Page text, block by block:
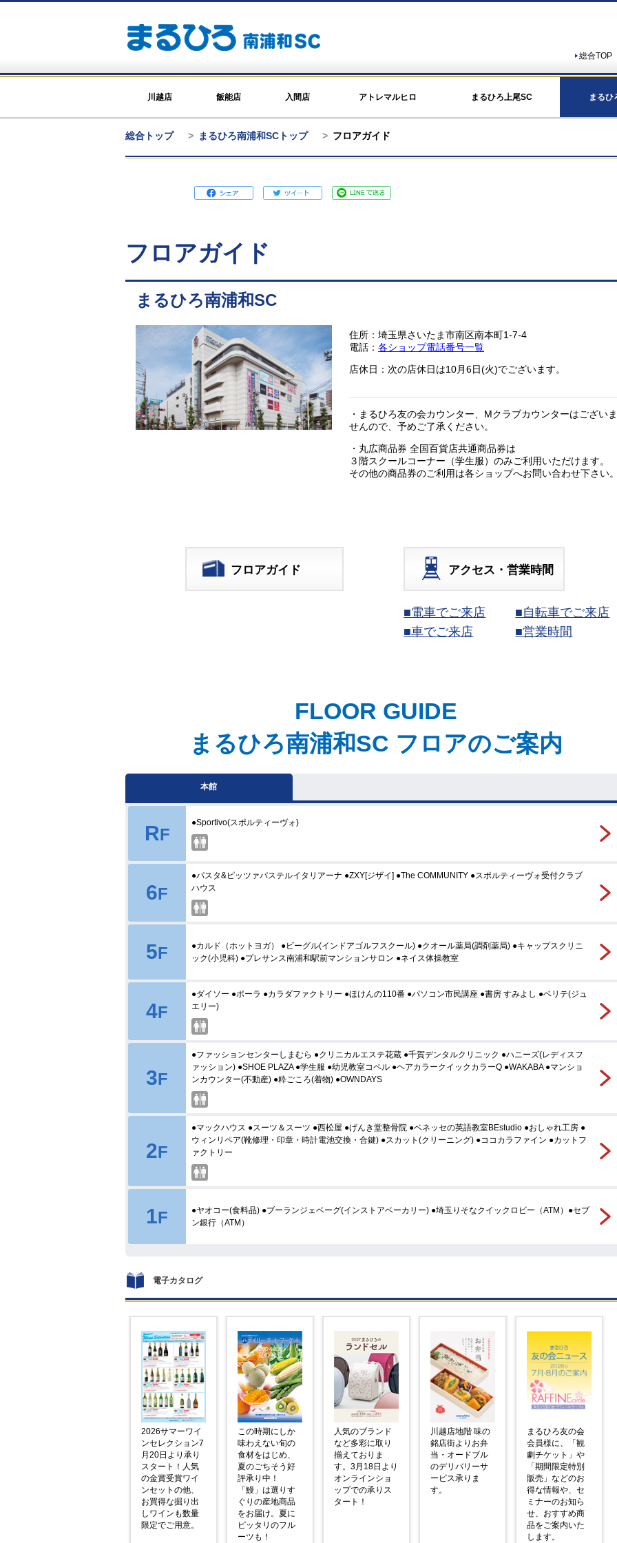
総合TOP
川越店 飯能店 入間店 アトレマルヒロ まるひろ上尾SC まるひ
総合トップ まるひろ南浦和SCトップ フロアガイド
フロアガイド
まるひろ南浦和SC
住所：埼玉県さいたま市南区南本町1-7-4
電話： 各ショップ電話番号一覧
店休日：次の店休日は10月6日(火)でございます。
・まるひろ友の会カウンター、Mクラブカウンターはございま
せんので、予めご了承ください。
・丸広商品券 全国百貨店共通商品券は
３階スクールコーナー（学生服）のみご利用いただけます。
その他の商品券のご利用は各ショップへお問い合わせ下さい
フロアガイド アクセス・営業時間
■電車でご来店
■自転車でご来店
■車でご来店
■営業時間
FLOOR GUIDE
まるひろ南浦和SC フロアのご案内
本館
RF
●Sportivo(スポルティーヴォ)
6F
●パスタ&ピッツァパステルイタリアーナ ●ZXY[ジザイ] ●The COMMUNITY ●スポルティーヴォ受付クラブ
ハウス
5F
●カルド（ホットヨガ） ●ビーグル(インドアゴルフスクール) ●クオール薬局(調剤薬局) ●キャップスクリニ
ック(小児科) ●プレサンス南浦和駅前マンションサロン ●ネイス体操教室
4F
●ダイソー ●ポーラ ●カラダファクトリー ●ほけんの110番 ●パソコン市民講座 ●書房 すみよし ●ベリテ(ジュ
エリー)
3F
●ファッションセンターしまむら ●クリニカルエステ花蔵 ●千賀デンタルクリニック ●ハニーズ(レディスフ
ァッション) ●SHOE PLAZA ●学生服 ●幼児教室コペル ●ヘアカラークイックカラーQ ●WAKABA ●マンショ
ンカウンター(不動産) ●粋ごころ(着物) ●OWNDAYS
2F
●マックハウス ●スーツ＆スーツ ●西松屋 ●げんき堂整骨院 ●ベネッセの英語教室BEstudio ●おしゃれ工房 ●
ウィンリペア(靴修理・印章・時計電池交換・合鍵) ●スカット(クリーニング) ●ココカラファイン ●カットフ
ァクトリー
1F
●ヤオコー(食料品) ●ブーランジェベーグ(インストアベーカリー) ●埼玉りそなクイックロビー（ATM）●セブ
ン銀行（ATM）
電子カタログ
2026サマーワイ
ンセレクション7
月20日より承り
スタート！人気
の金賞受賞ワイ
ンセットの他、
お買得な掘り出
しワインも数量
限定でご用意。
この時期にしか
味わえない旬の
食材をはじめ、
夏のごちそう好
評承り中！
「鰻」は選りす
ぐりの産地商品
をお届け。夏に
ピッタリのフル
ーツも！
人気のブランド
など多彩に取り
揃えておりま
す。3月18日より
オンラインショ
ップでの承りス
タート！
川越店地階 味の
銘店街よりお弁
当・オードブル
のデリバリーサ
ービス承りま
す。
まるひろ友の会
会員様に、「観
劇チケット」や
「期間限定特別
販売」などのお
得な情報や、セ
ミナーのお知ら
せ、おすすめ商
品をご案内いた
します。